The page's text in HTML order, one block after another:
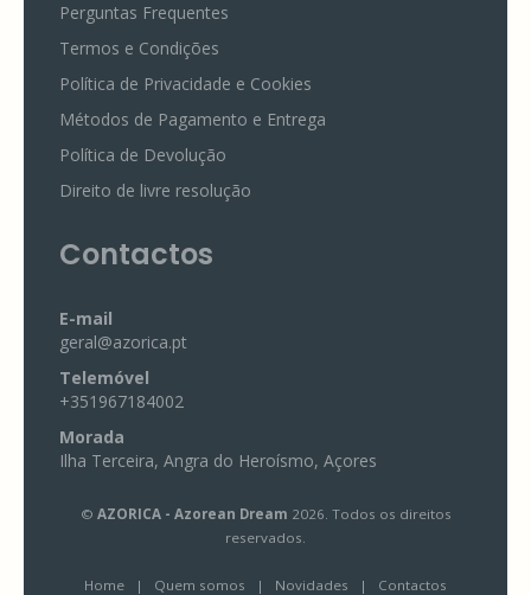
Perguntas Frequentes
Termos e Condições
Política de Privacidade e Cookies
Métodos de Pagamento e Entrega
Política de Devolução
Direito de livre resolução
Contactos
E-mail
geral@azorica.pt
Telemóvel
+351967184002
Morada
Ilha Terceira, Angra do Heroísmo, Açores
© AZORICA - Azorean Dream 2026. Todos os direitos
reservados.
Home | Quem somos | Novidades | Contactos